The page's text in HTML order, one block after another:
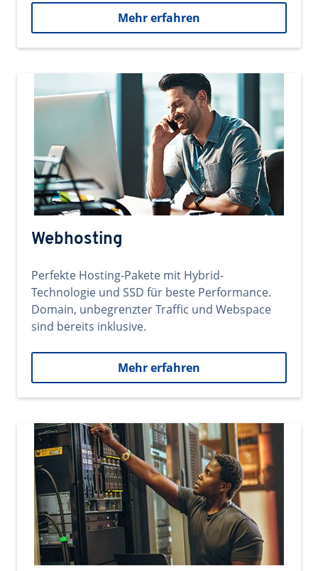
Mehr erfahren
Webhosting
Perfekte Hosting-Pakete mit Hybrid-
Technologie und SSD für beste Performance.
Domain, unbegrenzter Traffic und Webspace
sind bereits inklusive.
Mehr erfahren